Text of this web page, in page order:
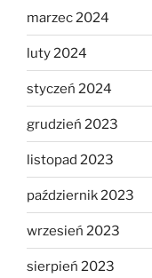
marzec 2024
luty 2024
styczeń 2024
grudzień 2023
listopad 2023
październik 2023
wrzesień 2023
sierpień 2023